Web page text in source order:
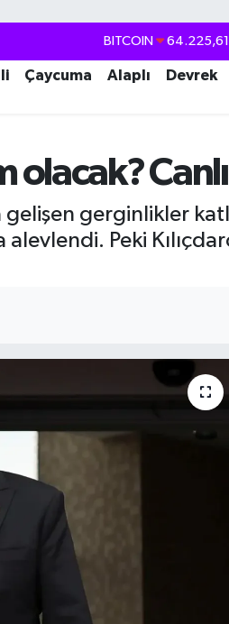
DOLAR
EURO 55,0317
BİST100
BITCOIN 64.225,61
Çaycuma Alaplı Devrek
olacak?
gerginlikler
alevlendi. Peki